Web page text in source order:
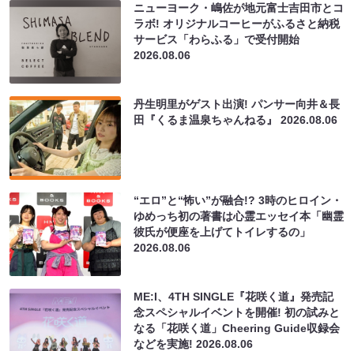
ニューヨーク・嶋佐が地元富士吉田市とコ
ラボ! オリジナルコーヒーがふるさと納税
サービス「わらふる」で受付開始
2026.08.06
丹生明里がゲスト出演! パンサー向井＆長
田『くるま温泉ちゃんねる』2026.08.06
“エロ”と“怖い”が融合!? 3時のヒロイン・
ゆめっち初の著書は心霊エッセイ本「幽霊
彼氏が便座を上げてトイレするの」
2026.08.06
ME:I、4TH SINGLE『花咲く道』発売記
念スペシャルイベントを開催! 初の試みと
なる「花咲く道」Cheering Guide収録会
などを実施!2026.08.06